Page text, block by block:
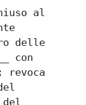
al
delle
con
revoca
del